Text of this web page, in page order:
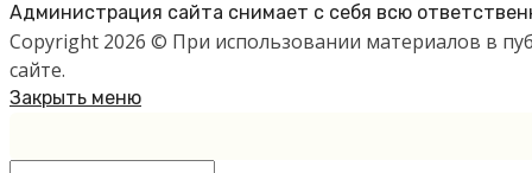
Администрация сайта снимает с себя всю
Copyright 2026 © При использовании материалов в
сайте.
Закрыть меню